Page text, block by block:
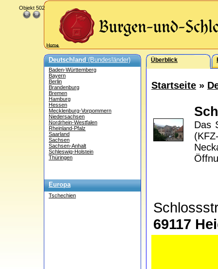
Deutschland(Bundesländer)
Baden-Württemberg
Bayern
Berlin
Brandenburg
Bremen
Hamburg
Hessen
Mecklenburg-Vorpommern
Niedersachsen
Nordrhein-Westfalen
Rheinland-Pfalz
Saarland
Sachsen
Sachsen-Anhalt
Schleswig-Holstein
Thüringen
Europa
Tschechien
Überblick
Startseite »
Das
69117
Objekt 502